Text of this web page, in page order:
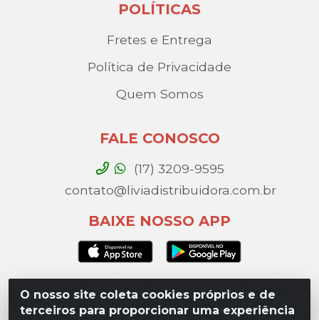
O nosso site coleta cookies próprios e de
terceiros para proporcionar uma experiência
POLÍTICAS
Fretes e Entrega
Política de Privacidade
Quem Somos
FALE CONOSCO
(17) 3209-9595
contato@liviadistribuidora.com.br
BAIXE NOSSO APP
Lívia Distribuidora - Av. Percy Gandini, 329 – Vila